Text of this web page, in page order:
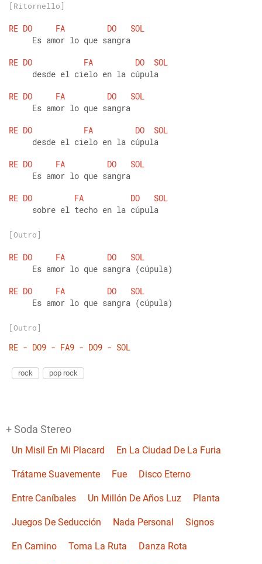
[Ritornello]
RE DO FA DO
SOL
     Es amor lo que sangra
RE DO FA DO
SOL
     desde el cielo en la cúpula
RE DO FA DO
SOL
     Es amor lo que sangra
RE DO FA DO
SOL
     desde el cielo en la cúpula
RE DO FA DO
SOL
     Es amor lo que sangra
RE DO FA DO
SOL
     sobre el techo en la cúpula
[Outro]
RE DO FA DO
SOL
     Es amor lo que sangra (cúpula)
RE DO FA DO
SOL
     Es amor lo que sangra (cúpula)
[Outro]
RE - DO9 - FA9 - DO9 - SOL
rock pop rock
+ Soda Stereo
Un Misil En Mi Placard En La Ciudad De La Furia
Trátame Suavemente Fue Disco Eterno
Entre Caníbales Un Millón De Años Luz Planta
Juegos De Seducción Nada Personal Signos
En Camino Toma La Ruta Danza Rota